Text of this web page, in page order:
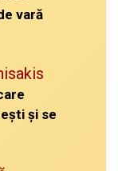
vară
și se